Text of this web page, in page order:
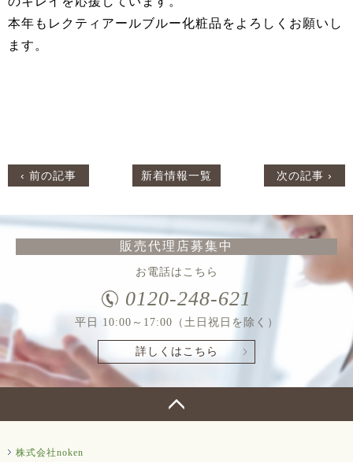
本年もレクティアールブルー化粧品をよろしくお願いし
ます。
‹ 前の記事 新着情報一覧 次の記事 ›
販売代理店募集中
お電話はこちら
0120-248-621
平日 10:00～17:00（土日祝日を除く）
詳しくはこちら
株式会社noken